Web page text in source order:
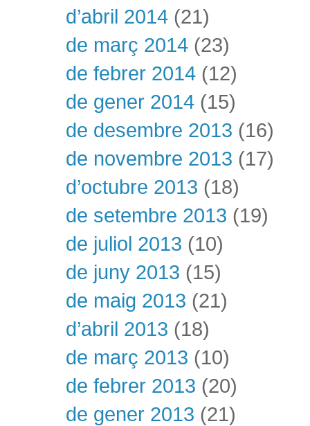
d’abril 2014 (21)
de març 2014 (23)
de febrer 2014 (12)
de gener 2014 (15)
de desembre 2013 (16)
de novembre 2013 (17)
d’octubre 2013 (18)
de setembre 2013 (19)
de juliol 2013 (10)
de juny 2013 (15)
de maig 2013 (21)
d’abril 2013 (18)
de març 2013 (10)
de febrer 2013 (20)
de gener 2013 (21)